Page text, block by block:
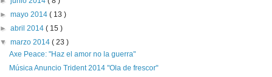
►mayo 2014( 13 )
►abril 2014( 15 )
▼marzo 2014( 23 )
Axe Peace: "Haz el amor no la guerra"
Música Anuncio Trident 2014 "Ola de frescor"